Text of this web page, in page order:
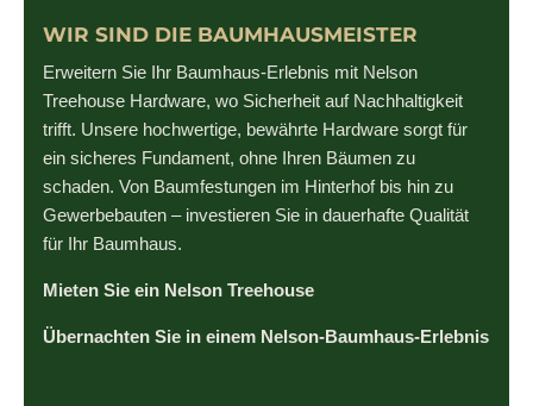
WIR SIND DIE BAUMHAUSMEISTER
Erweitern Sie Ihr Baumhaus-Erlebnis mit Nelson
Treehouse Hardware, wo Sicherheit auf Nachhaltigkeit
trifft. Unsere hochwertige, bewährte Hardware sorgt für
ein sicheres Fundament, ohne Ihren Bäumen zu
schaden. Von Baumfestungen im Hinterhof bis hin zu
Gewerbebauten – investieren Sie in dauerhafte Qualität
für Ihr Baumhaus.
Mieten Sie ein Nelson Treehouse
Übernachten Sie in einem Nelson-Baumhaus-Erlebnis